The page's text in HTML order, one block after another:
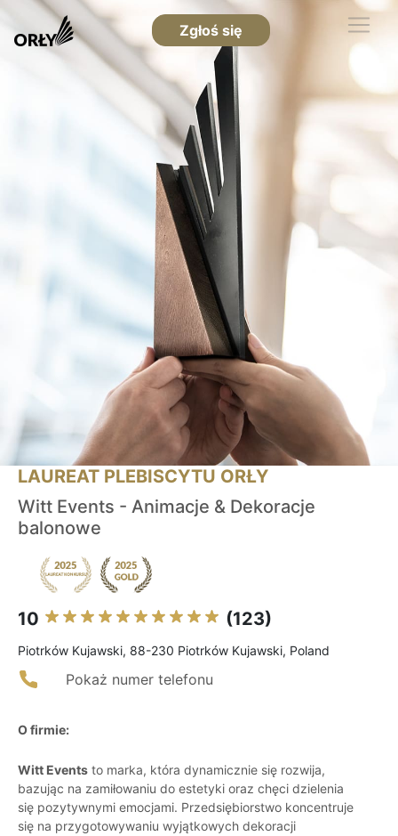
Zgłoś się
LAUREAT PLEBISCYTU ORŁY
Witt Events - Animacje & Dekoracje
balonowe
10 (123)
Piotrków Kujawski, 88-230 Piotrków Kujawski, Poland
Pokaż numer telefonu
O firmie:
Witt Events to marka, która dynamicznie się rozwija,
bazując na zamiłowaniu do estetyki oraz chęci dzielenia
się pozytywnymi emocjami. Przedsiębiorstwo koncentruje
się na przygotowywaniu wyjątkowych dekoracji